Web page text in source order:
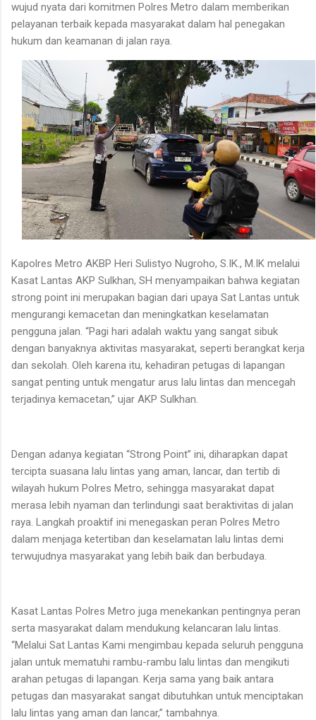
wujud nyata dari komitmen Polres Metro dalam memberikan
pelayanan terbaik kepada masyarakat dalam hal penegakan
hukum dan keamanan di jalan raya.
Kapolres Metro AKBP Heri Sulistyo Nugroho, S.IK., M.IK melalui
Kasat Lantas AKP Sulkhan, SH menyampaikan bahwa kegiatan
strong point ini merupakan bagian dari upaya Sat Lantas untuk
mengurangi kemacetan dan meningkatkan keselamatan
pengguna jalan. “Pagi hari adalah waktu yang sangat sibuk
dengan banyaknya aktivitas masyarakat, seperti berangkat kerja
dan sekolah. Oleh karena itu, kehadiran petugas di lapangan
sangat penting untuk mengatur arus lalu lintas dan mencegah
terjadinya kemacetan,” ujar AKP Sulkhan.
Dengan adanya kegiatan “Strong Point” ini, diharapkan dapat
tercipta suasana lalu lintas yang aman, lancar, dan tertib di
wilayah hukum Polres Metro, sehingga masyarakat dapat
merasa lebih nyaman dan terlindungi saat beraktivitas di jalan
raya. Langkah proaktif ini menegaskan peran Polres Metro
dalam menjaga ketertiban dan keselamatan lalu lintas demi
terwujudnya masyarakat yang lebih baik dan berbudaya.
Kasat Lantas Polres Metro juga menekankan pentingnya peran
serta masyarakat dalam mendukung kelancaran lalu lintas.
“Melalui Sat Lantas Kami mengimbau kepada seluruh pengguna
jalan untuk mematuhi rambu-rambu lalu lintas dan mengikuti
arahan petugas di lapangan. Kerja sama yang baik antara
petugas dan masyarakat sangat dibutuhkan untuk menciptakan
lalu lintas yang aman dan lancar,” tambahnya.